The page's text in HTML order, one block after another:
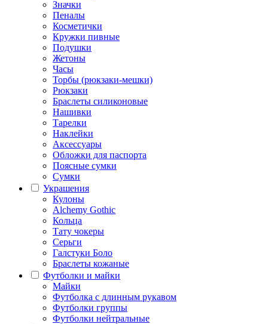
Значки
Пеналы
Косметички
Кружки пивные
Подушки
Жетоны
Часы
Торбы (рюкзаки-мешки)
Рюкзаки
Браслеты силиконовые
Нашивки
Тарелки
Наклейки
Аксессуары
Обложки для паспорта
Поясные сумки
Сумки
Украшения
Кулоны
Alchemy Gothic
Кольца
Тату чокеры
Серьги
Галстуки Боло
Браслеты кожаные
Футболки и майки
Майки
Футболка с длинным рукавом
Футболки группы
Футболки нейтральные